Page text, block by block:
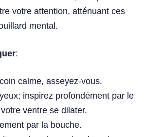
votre attention, atténuant ces
mental.
:
calme, asseyez-vous.
inspirez profondément par le
ventre se dilater.
par la bouche.